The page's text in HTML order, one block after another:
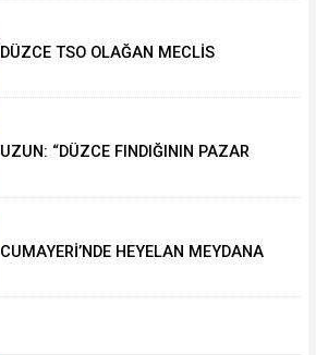
DÜZCE TSO OLAĞAN MECLİS
UZUN: “DÜZCE FINDIĞININ PAZAR
CUMAYERİ’NDE HEYELAN MEYDANA